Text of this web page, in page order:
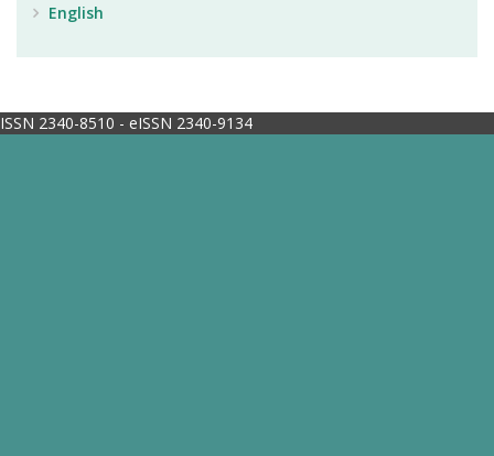
English
ISSN 2340-8510 - eISSN 2340-9134